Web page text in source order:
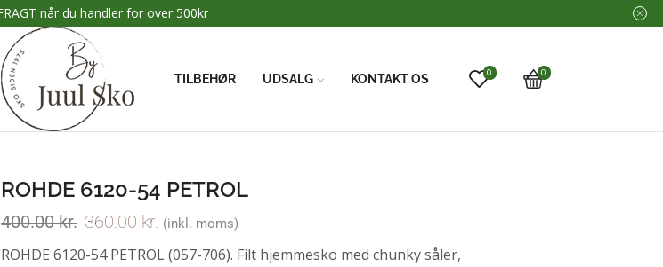
Vi har FRI
TILBEHØR UDSALG KONTAKT OS 0 0
ROHDE 6120-54 PETROL
400.00kr. 360.00 kr. (inkl. moms)
ROHDE 6120-54 PETROL (057-706). Filt hjemmesko med chunky såler,